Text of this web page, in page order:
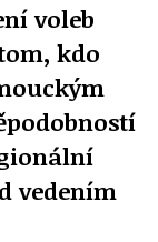
voleb
kdo
vedením